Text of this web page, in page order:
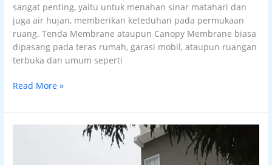
sangat penting, yaitu untuk menahan sinar matahari dan
juga air hujan, memberikan keteduhan pada permukaan
ruang. Tenda Membrane ataupun Canopy Membrane biasa
dipasang pada teras rumah, garasi mobil, ataupun ruangan
terbuka dan umum seperti
Read More »